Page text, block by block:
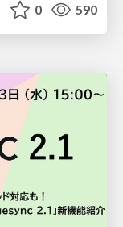
0 590